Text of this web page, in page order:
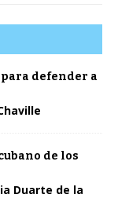
para defender a
de los
Duarte de la